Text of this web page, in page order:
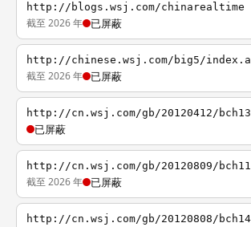
http://blogs.wsj.com/chinarealtime
截至 2026 年 已屏蔽
http://chinese.wsj.com/big5/
截至 2026 年 已屏蔽
http://cn.wsj.com/gb/20120412/
已屏蔽
http://cn.wsj.com/gb/20120809/
截至 2026 年 已屏蔽
http://cn.wsj.com/gb/20120808/